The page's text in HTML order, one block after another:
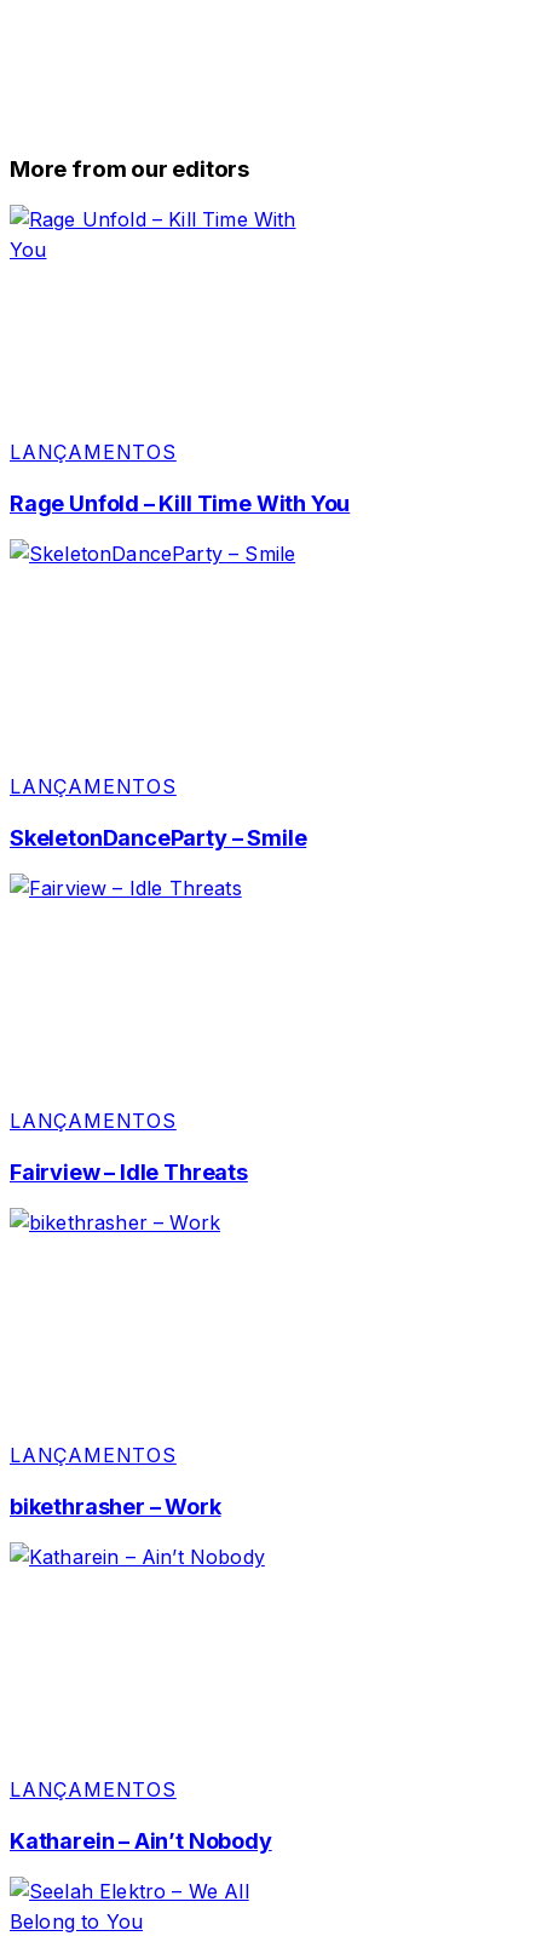
More from our editors
LANÇAMENTOS
Rage Unfold – Kill Time With You
LANÇAMENTOS
SkeletonDanceParty – Smile
LANÇAMENTOS
Fairview – Idle Threats
LANÇAMENTOS
bikethrasher – Work
LANÇAMENTOS
Katharein – Ain’t Nobody